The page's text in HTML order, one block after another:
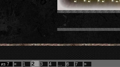
из 7 « 1 2 3 4 … 6 7 »